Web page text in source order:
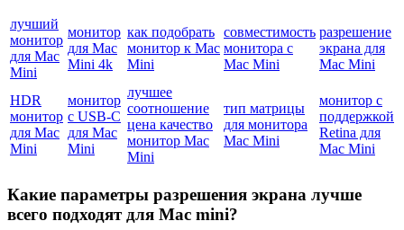
лучший
монитор
для Mac
Mini
монитор
для Mac
Mini 4k
как подобрать
монитор к Mac
Mini
совместимость
монитора с
Mac Mini
разрешение
экрана для
Mac Mini
HDR
монитор
для Mac
Mini
монитор
с USB-C
для Mac
Mini
лучшее
соотношение
цена качество
монитор Mac
Mini
тип матрицы
для монитора
Mac Mini
монитор с
поддержкой
Retina для
Mac Mini
Какие параметры разрешения экрана лучше
всего подходят для Mac mini?